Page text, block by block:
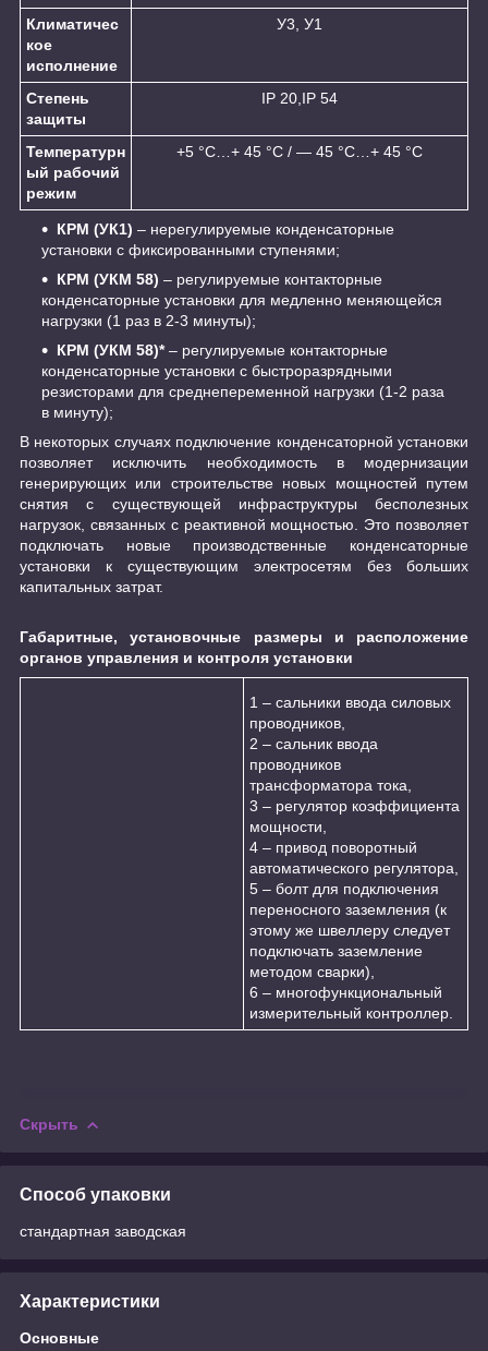
Климатичес
кое
исполнение
У3, У1
Степень
защиты
IP 20,IP 54
Температурн
ый рабочий
режим
+5 °С…+ 45 °С / ― 45 °С…+ 45 °С
КРМ (УК1) – нерегулируемые конденсаторные
установки с фиксированными ступенями;
КРМ (УКМ 58) – регулируемые контакторные
конденсаторные установки для медленно меняющейся
нагрузки (1 раз в 2-3 минуты);
КРМ (УКМ 58)*– регулируемые контакторные
конденсаторные установки с быстроразрядными
резисторами для среднепеременной нагрузки (1-2 раза
в минуту);
В некоторых случаях подключение конденсаторной установки
позволяет исключить необходимость в модернизации
генерирующих или строительстве новых мощностей путем
снятия с существующей инфраструктуры бесполезных
нагрузок, связанных с реактивной мощностью. Это позволяет
подключать новые производственные конденсаторные
установки к существующим электросетям без больших
капитальных затрат.
Габаритные, установочные размеры и расположение
органов управления и контроля установки
1 – сальники ввода силовых
проводников,
2 – сальник ввода
проводников
трансформатора тока,
3 – регулятор коэффициента
мощности,
4 – привод поворотный
автоматического регулятора,
5 – болт для подключения
переносного заземления (к
этому же швеллеру следует
подключать заземление
методом сварки),
6 – многофункциональный
измерительный контроллер.
Скрыть
Способ упаковки
стандартная заводская
Характеристики
Основные